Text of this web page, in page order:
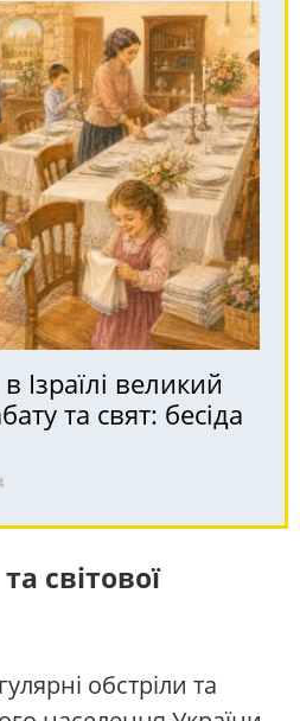
Ізраїлі великий
та свят: бесіда
світової
обстріли та